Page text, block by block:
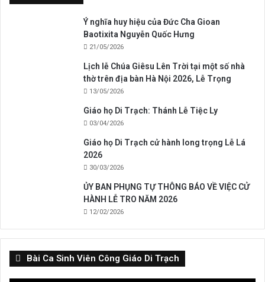
Ý nghĩa huy hiệu của Đức Cha Gioan
Baotixita Nguyễn Quốc Hưng
21/05/2026
Lịch lễ Chúa Giêsu Lên Trời tại một số nhà
thờ trên địa bàn Hà Nội 2026, Lễ Trọng
13/05/2026
Giáo họ Di Trạch: Thánh Lễ Tiệc Ly
03/04/2026
Giáo họ Di Trạch cử hành long trọng Lễ Lá
2026
30/03/2026
ỦY BAN PHỤNG TỰ THÔNG BÁO VỀ VIỆC CỬ
HÀNH LỄ TRO NĂM 2026
12/02/2026
Bài Ca Sinh Viên Công Giáo Di Trạch